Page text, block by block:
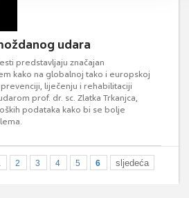
udara
predstavljaju značajan
kako na globalnoj tako i europskoj
liječenju i rehabilitaciji
prof. dr. sc. Zlatka Trkanjca,
podataka kako bi se bolje
2 3 4 5 6 sljedeća